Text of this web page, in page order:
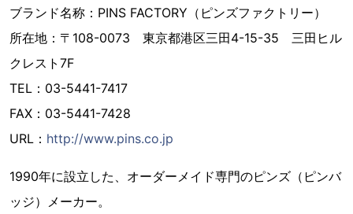
ブランド名称：PINS FACTORY（ピンズファクトリー）
所在地：〒108-0073 東京都港区三田4-15-35 三田ヒル
クレスト7F
TEL：03-5441-7417
FAX：03-5441-7428
URL： http://www.pins.co.jp
1990年に設立した、オーダーメイド専門のピンズ（ピンバ
ッジ）メーカー。